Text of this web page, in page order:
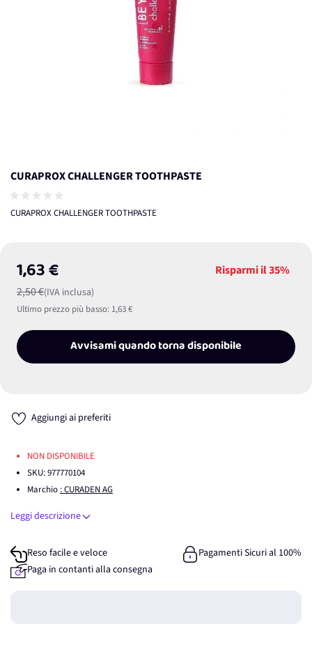
CURAPROX CHALLENGER TOOTHPASTE
CURAPROX CHALLENGER TOOTHPASTE
1,63 €
2,50 €(IVA inclusa)
Risparmi il35%
Ultimo prezzo più basso: 1,63 €
Avvisami quando torna disponibile
Aggiungi ai preferiti
NON DISPONIBILE
SKU:977770104
Marchio : CURADEN AG
Leggi descrizione
Reso facile e veloce
Pagamenti Sicuri al 100%
Paga in contanti alla consegna